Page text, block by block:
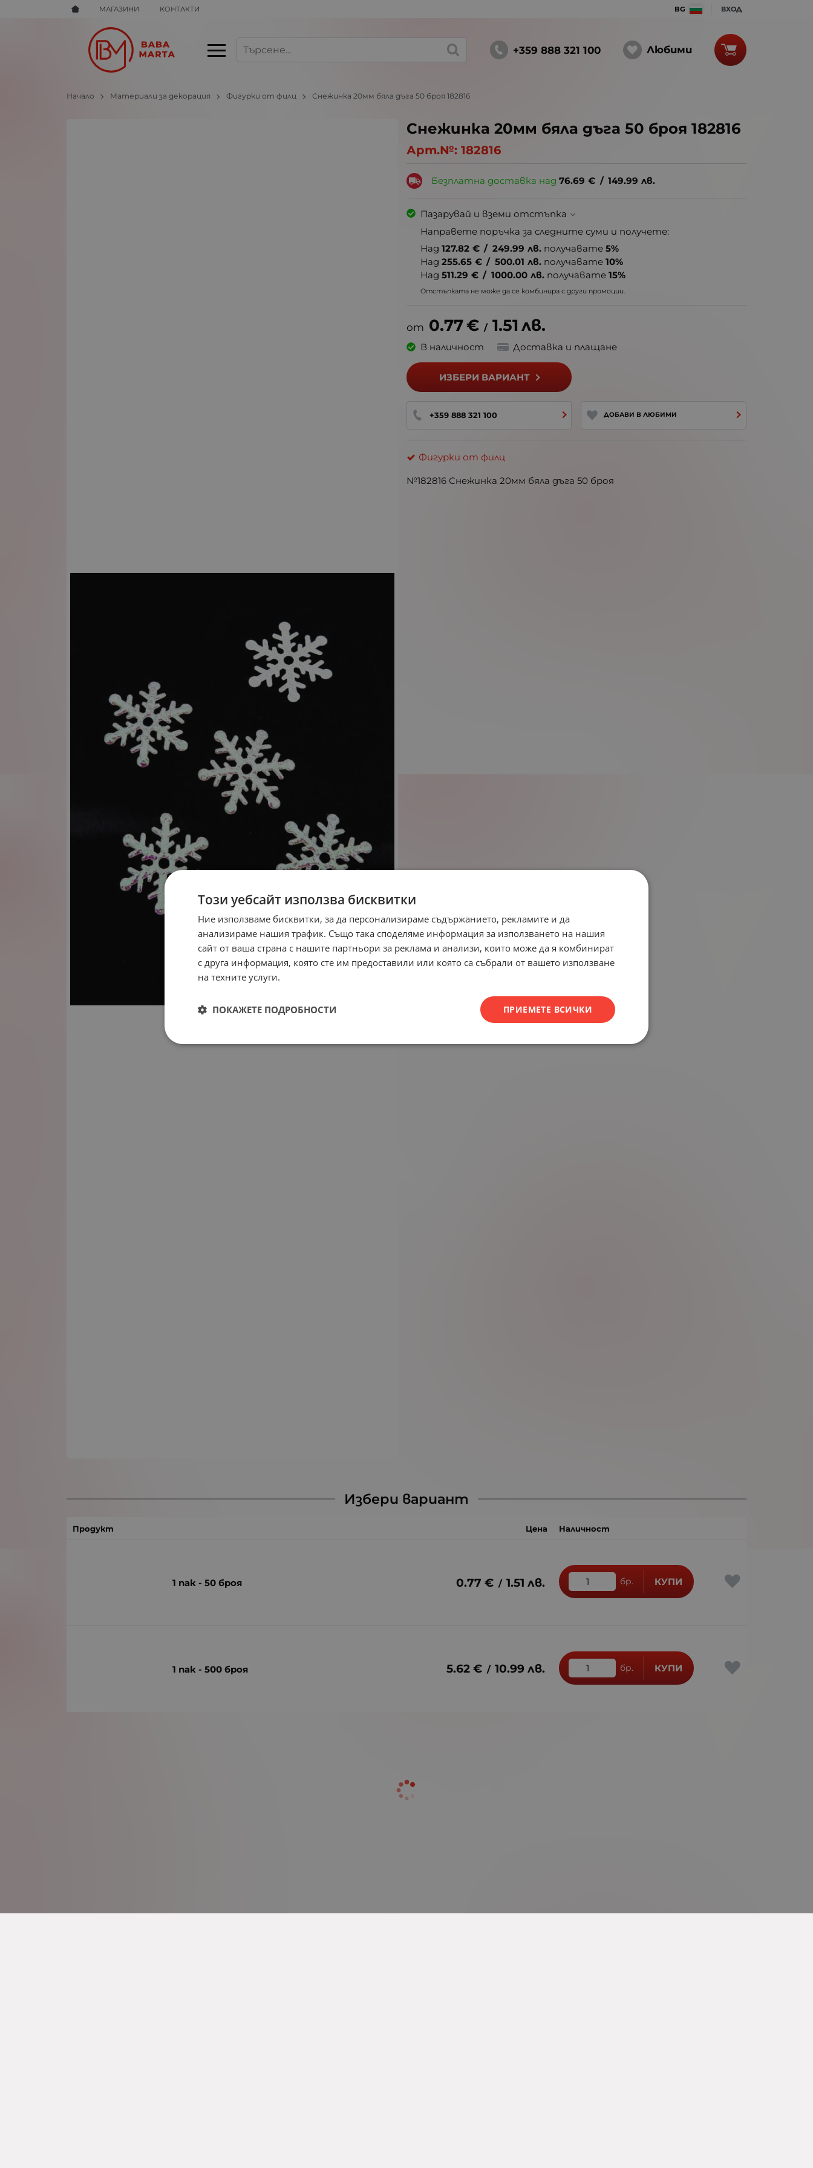
МАГАЗИНИ КОНТАКТИ BG ВХОД
+359 888 321 100 Любими
Начало Материали за декорация Фигурки от филц Снежинка 20мм бяла дъга 50 броя 182816
Снежинка 20мм бяла дъга 50 броя 182816
Арт.№: 182816
Безплатна доставка над76.69 € / 149.99 лв.
Пазарувай и вземи отстъпка
Направете поръчка за следните суми и получете:
Над 127.82 € / 249.99 лв.получавате 5%
Над 255.65 € / 500.01 лв.получавате 10%
Над 511.29 € / 1000.00 лв.получавате 15%
Отстъпката не може да се комбинира с други промоции.
0.77€ / 1.51 лв.
В наличност Доставка и плащане
ИЗБЕРИ ВАРИАНТ
+359 888 321 100 ДОБАВИ В ЛЮБИМИ
Фигурки от филц
№182816 Снежинка 20мм бяла дъга 50 броя
Избери вариант
Продукт Цена Наличност
1 пак - 50 броя 0.77 € / 1.51 лв. бр. КУПИ
1 пак - 500 броя 5.62 € / 10.99 лв. бр. КУПИ
Този уебсайт използва бисквитки
Ние използваме бисквитки, за да персонализираме съдържанието, рекламите и да
анализираме нашия трафик. Също така споделяме информация за използването на нашия
сайт от ваша страна с нашите партньори за реклама и анализи, които може да я комбинират
с друга информация, която сте им предоставили или която са събрали от вашето използване
на техните услуги.
ПРИЕМЕТЕ ВСИЧКИ
ПОКАЖЕТЕ ПОДРОБНОСТИ